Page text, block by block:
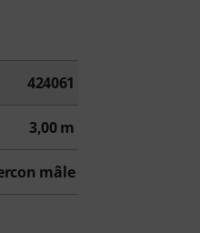
424061
3,00 m
mâle